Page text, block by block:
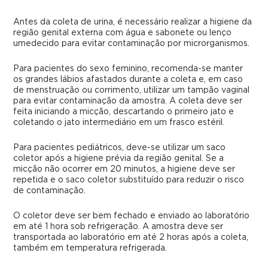
Antes da coleta de urina, é necessário realizar a higiene da
região genital externa com água e sabonete ou lenço
umedecido para evitar contaminação por microrganismos.
Para pacientes do sexo feminino, recomenda-se manter
os grandes lábios afastados durante a coleta e, em caso
de menstruação ou corrimento, utilizar um tampão vaginal
para evitar contaminação da amostra. A coleta deve ser
feita iniciando a micção, descartando o primeiro jato e
coletando o jato intermediário em um frasco estéril.
Para pacientes pediátricos, deve-se utilizar um saco
coletor após a higiene prévia da região genital. Se a
micção não ocorrer em 20 minutos, a higiene deve ser
repetida e o saco coletor substituído para reduzir o risco
de contaminação.
O coletor deve ser bem fechado e enviado ao laboratório
em até 1 hora sob refrigeração. A amostra deve ser
transportada ao laboratório em até 2 horas após a coleta,
também em temperatura refrigerada.